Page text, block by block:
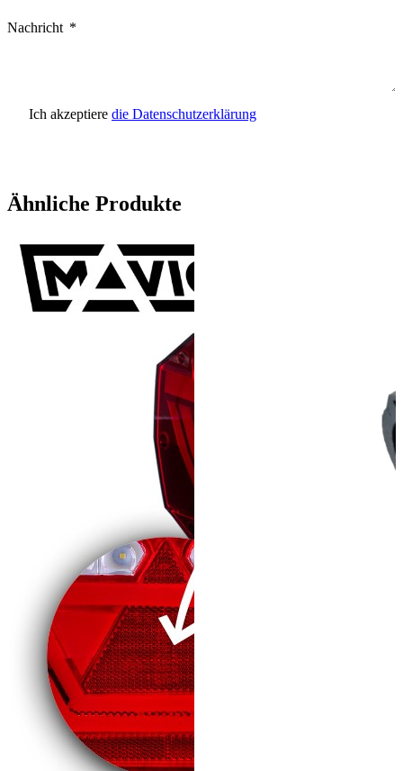
Nachricht
Ich akzeptiere die Datenschutzerklärung
Ähnliche Produkte